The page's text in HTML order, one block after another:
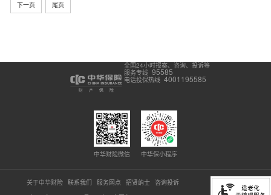
下一页
尾页
全国24小时报案、咨询、投诉等
服务专线 95585
电话投保热线 4001195585
中华财险微信 中华保小程序
关于中华财险 联系我们 服务网点 招贤纳士 咨询投诉